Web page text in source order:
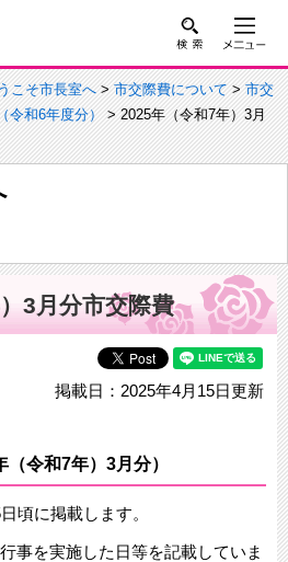
こそ市長室へ>市交際費について>市交
令和6年度分）> 2025年（令和7年）3月
3月分市交際費
掲載日：2025年4月15日更新
令和7年）3月分）
頃に掲載します。
事を実施した日等を記載していま